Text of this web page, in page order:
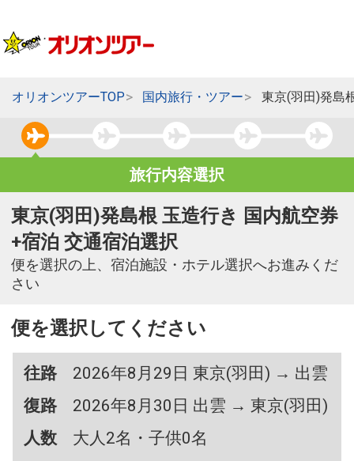
オリオンツアーTOP 国内旅行・ツアー 東京(羽田)発島
旅行内容選択
東京(羽田)発島根 玉造行き 国内航空券
+宿泊 交通宿泊選択
便を選択の上、宿泊施設・ホテル選択へお進みくだ
さい
便を選択してください
往路
2026年8月29日 東京(羽田) → 出雲
復路
2026年8月30日 出雲 → 東京(羽田)
人数
大人2名・子供0名